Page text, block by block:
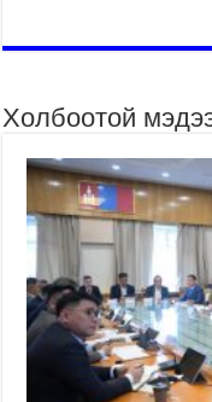
Холбоотой